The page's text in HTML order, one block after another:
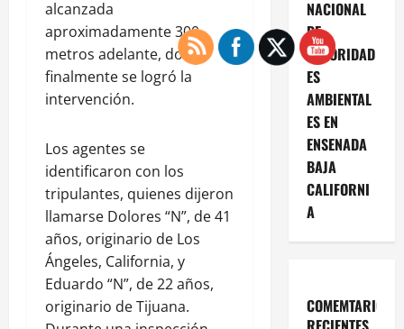
alcanzada
aproximadamente 300
metros adelante, donde
finalmente se logró la
intervención.
Los agentes se
identificaron con los
tripulantes, quienes dijeron
llamarse Dolores “N”, de 41
años, originario de Los
Ángeles, California, y
Eduardo “N”, de 22 años,
originario de Tijuana.
NACIONAL
DE
AUTORIDAD
ES
AMBIENTAL
ES EN
ENSENADA
BAJA
CALIFORNI
A
COMEMTARIOS